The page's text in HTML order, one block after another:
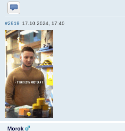
Отправить личное сообщение
#2919 17.10.2024, 17:40
Morok